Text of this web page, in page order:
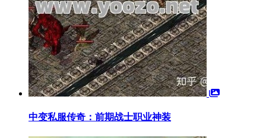
中变私服传奇：前期战士职业神装